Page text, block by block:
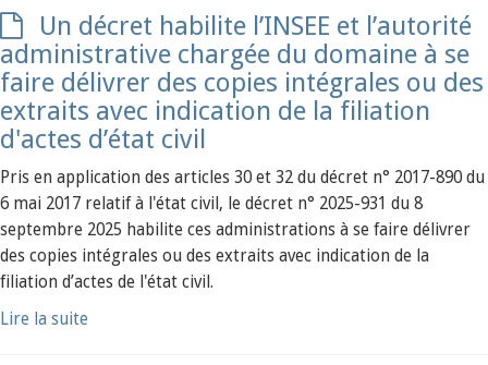
Un décret habilite l’INSEE et l’autorité
administrative chargée du domaine à se
faire délivrer des copies intégrales ou des
extraits avec indication de la filiation
d'actes d’état civil
Pris en application des articles 30 et 32 du décret n° 2017-890 du
6 mai 2017 relatif à l'état civil, le décret n° 2025-931 du 8
septembre 2025 habilite ces administrations à se faire délivrer
des copies intégrales ou des extraits avec indication de la
filiation d’actes de l'état civil.
Lire la suite